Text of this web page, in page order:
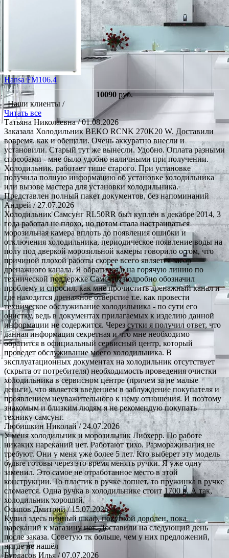
Hansa FM106.4
10090 руб.
Наши клиенты /
Читать все
Татьяна Николаевна/ 01.08.2026
Заказала Холодильник BEKO RCNK 270K20 W. Доставили
вовремя. как и обещали. Очень аккуратно внесли и
установили. Старый тут же вынесли. Удобно. Оплата разными
способами - мне было удобно наличными при получении.
Холодильник. работает тише старого. При установке
получила полную информацию об установке холодильника
или вызове мастера для установки холодильника.
Представлен полный пакет документов, без напоминаний
Андрей/ 27.07.2026
Холодильник Самсунг RL50RR был куплен в декабре 2014, 3
года работал не плохо, но потом стала настраиваться
морозильная камера вплоть до появления ошибки и
отключения холодильника, периодическое появление воды на
полу под дверкой морозильной камеры говорило о том, что
причиной плохой работы скорее всего является засор
дренажного канала. Я обратился в на горячую линию по
технической поддержке Самсунг, подробно обозначил
проблему и спросил, как мне прочистить дренажный канал и
где находится дренажное отверстие т.е. как провести
техническое обслуживание холодильника - по сути его
очистку, ведь в документах прилагаемых к изделию данной
информации не содержится. Через сутки я получил ответ, что
данная информация секретная и что мне необходимо
обратится в официальный сервисный центр, который
проведет обслуживание моего холодильника. В
эксплуатационных документах на холодильник отсутствует
(скрыта от потребителя) необходимость проведения очистки
холодильника в сервисном центре (причем за не малые
деньги), что является введением в заблуждение покупателя и
проявлением неуважительного к нему отношения. И поэтому
знакомым и близким людям я не рекомендую покупать
технику самсунг.
Любишкин Николай/ 24.07.2026
У меня холодильник и морозильник Либхерр. По работе
никаких нареканий нет. Работают тихо. Размораживания не
требуют. Они у меня уже более 5 лет. Кто выберет эту модель
будьте готовы через это время менять ручки. Я уже одну
заменил. Это самое не отработанное место в этой
конструкции. То пластик в ручке лопнет, то пружинка в ручке
сломается. Одна ручка в холодильнике стоит 1700 р. А так,
холодильник хороший.
Осипов Дмитрий/ 15.07.2026
Купил здесь винный шкаф, покупкой доволен, пока
нареканий к магазину нет. Доставили на следующий день
после заказа. Советую тк больше, чем у них предложений,
нигде не нашёл
Бурдасов Илья / 07.07.2026